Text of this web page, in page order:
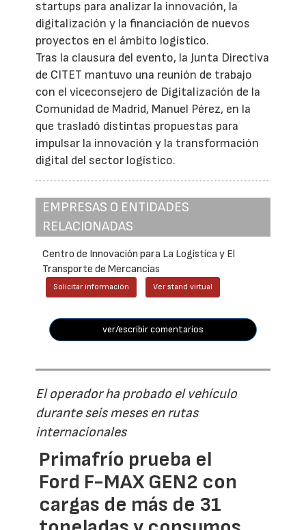
startups para analizar la innovación, la
digitalización y la financiación de nuevos
proyectos en el ámbito logístico.
Tras la clausura del evento, la Junta Directiva
de CITET mantuvo una reunión de trabajo
con el viceconsejero de Digitalización de la
Comunidad de Madrid, Manuel Pérez, en la
que trasladó distintas propuestas para
impulsar la innovación y la transformación
digital del sector logístico.
EMPRESAS O ENTIDADES
RELACIONADAS
Centro de Innovación para La Logística y El
Transporte de Mercancías
Solicitar información Ver stand virtual
ver/escribir comentarios
El operador ha probado el vehículo
durante seis meses en rutas
internacionales
Primafrío prueba el
Ford F-MAX GEN2 con
cargas de más de 31